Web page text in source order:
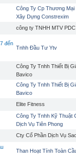
Công Ty Cp Thương
Xây Dựng Constrexim
công ty TNHH MTV PDC
đến
Tnhh Đầu Tư Ytv
Công Ty Tnhh Thiết Bị
Bavico
Công Ty Tnhh Thiết Bị
Bavico
Elite Fitness
Công Ty Tnhh Kỹ Thuật
Dịch Vụ Tiên Phong
Cty Cổ Phần Dịch Vụ
Than Hoạt Tính Toàn